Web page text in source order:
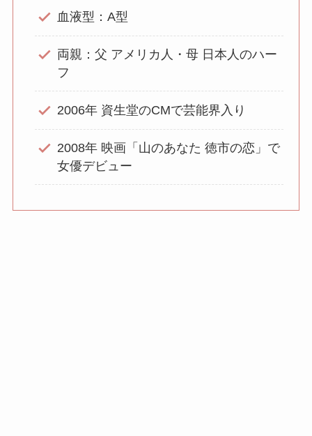
血液型：A型
両親：父 アメリカ人・母 日本人のハー
フ
2006年 資生堂のCMで芸能界入り
2008年 映画「山のあなた 徳市の恋」で
女優デビュー